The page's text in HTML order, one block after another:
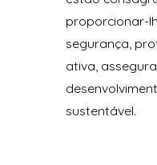
proporcionar-
segurança,
ativa,
sustentável.